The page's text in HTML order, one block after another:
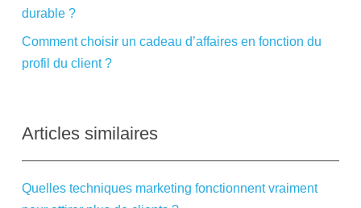
durable ?
Comment choisir un cadeau d’affaires en fonction du
profil du client ?
Articles similaires
Quelles techniques marketing fonctionnent vraiment